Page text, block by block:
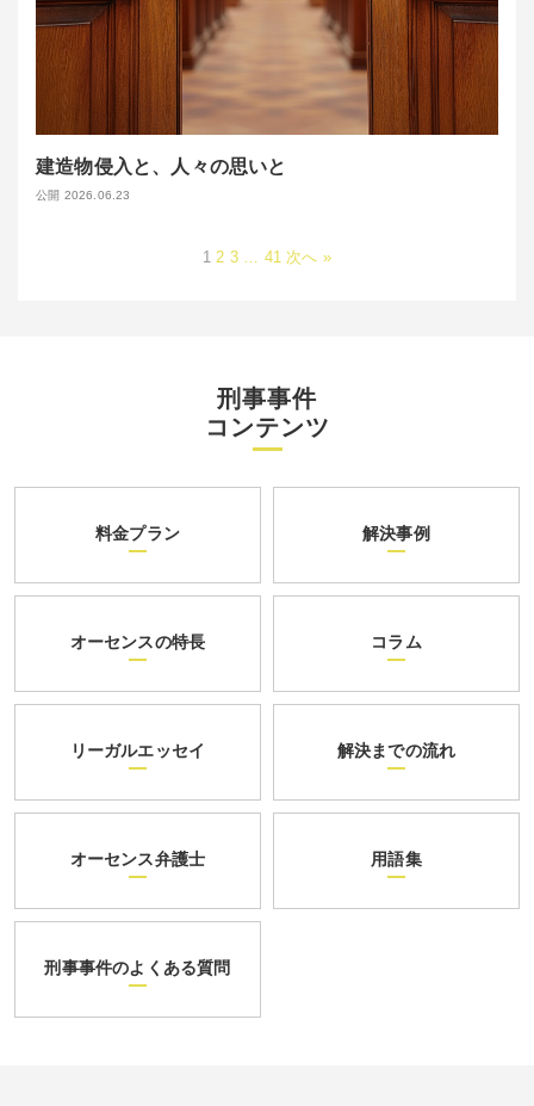
建造物侵入と、人々の思いと
公開 2026.06.23
1 2 3 … 41 次へ »
刑事事件
コンテンツ
料金プラン 解決事例
オーセンスの特長 コラム
リーガルエッセイ 解決までの流れ
オーセンス弁護士 用語集
刑事事件のよくある質問